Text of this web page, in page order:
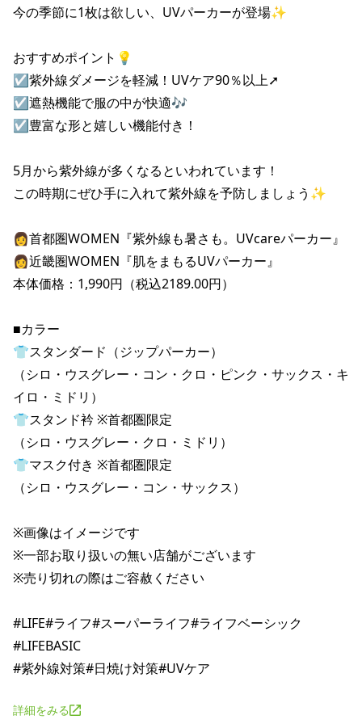
今の季節に1枚は欲しい、UVパーカーが登場✨
おすすめポイント💡
☑紫外線ダメージを軽減！UVケア90％以上➚
☑遮熱機能で服の中が快適🎶
☑豊富な形と嬉しい機能付き！
5月から紫外線が多くなるといわれています！
この時期にぜひ手に入れて紫外線を予防しましょう✨
👩首都圏WOMEN『紫外線も暑さも。UVcareパーカー』
👩近畿圏WOMEN『肌をまもるUVパーカー』
本体価格：1,990円（税込2189.00円）
■カラー
👕スタンダード（ジップパーカー）
（シロ・ウスグレー・コン・クロ・ピンク・サックス・キ
イロ・ミドリ）
👕スタンド衿 ※首都圏限定
（シロ・ウスグレー・クロ・ミドリ）
👕マスク付き ※首都圏限定
（シロ・ウスグレー・コン・サックス）
※画像はイメージです
※一部お取り扱いの無い店舗がございます
※売り切れの際はご容赦ください
#LIFE#ライフ#スーパーライフ#ライフベーシック
#LIFEBASIC
詳細をみる